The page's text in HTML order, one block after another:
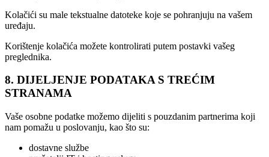
Kolačići su male tekstualne datoteke koje se pohranjuju na vašem
uređaju.
Korištenje kolačića možete kontrolirati putem postavki vašeg
preglednika.
8. DIJELJENJE PODATAKA S TREĆIM
STRANAMA
Vaše osobne podatke možemo dijeliti s pouzdanim partnerima koji
nam pomažu u poslovanju, kao što su:
dostavne službe